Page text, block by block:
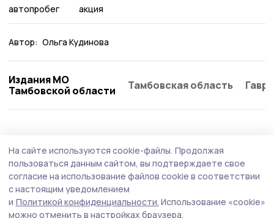
автопробег акция
Автор: Ольга Кудинова
Издания МО
Тамбовской области
Тамбовская область
На сайте используются cookie-файлы. Продолжая
пользоваться данным сайтом, вы подтверждаете свое
согласие на использование файлов cookie в соответствии
с настоящим уведомлением
и Политикой конфиденциальности. Использование «cookie»
можно отменить в настройках браузера.